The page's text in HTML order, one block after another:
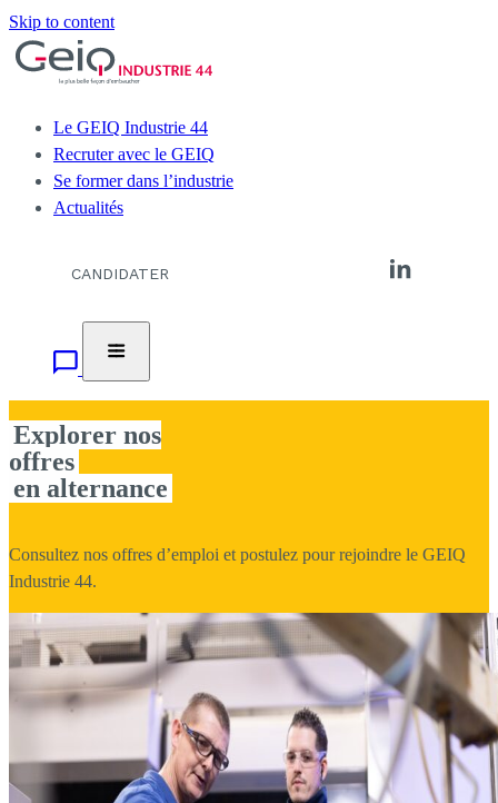
Skip to content
Le GEIQ Industrie 44
Recruter avec le GEIQ
Se former dans l’industrie
Actualités
CANDIDATER
Explorer nos
offres
en alternance
Consultez nos offres d’emploi et postulez pour rejoindre le GEIQ
Industrie 44.